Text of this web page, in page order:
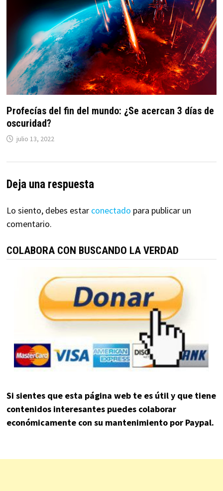
Profecías del fin del mundo: ¿Se acercan 3 días de
oscuridad?
julio 13, 2022
Deja una respuesta
Lo siento, debes estar conectado para publicar un
comentario.
COLABORA CON BUSCANDO LA VERDAD
Si sientes que esta página web te es útil y que tiene
contenidos interesantes puedes colaborar
económicamente con su mantenimiento por Paypal.